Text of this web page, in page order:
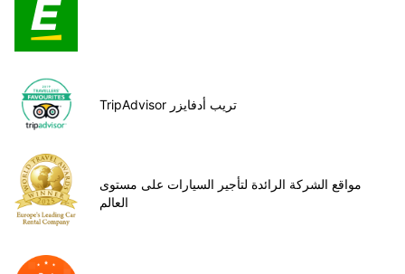
TripAdvisor تريب أدفايزر
مواقع الشركة الرائدة لتأجير السيارات على مستوى
العالم